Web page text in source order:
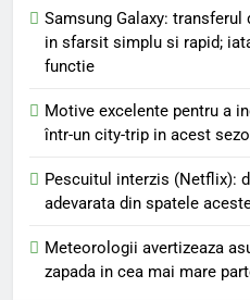
Samsung Galaxy:
in sfarsit simplu si rapid;
functie
Motive excelente pentru a
într-un city-trip in acest
Pescuitul interzis (Netflix):
adevarata din spatele
Meteorologii avertizeaza
zapada in cea mai mare